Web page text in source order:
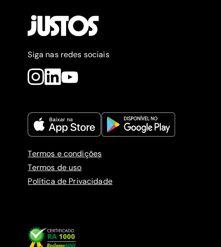
Siga nas redes sociais
Termos e condições
Termos de uso
Política de Privacidade